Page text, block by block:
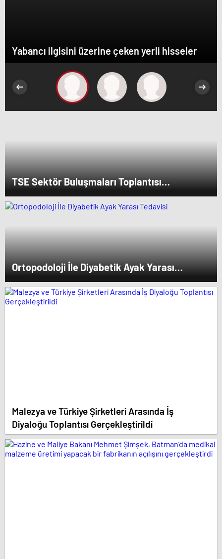
Yabancı ilgisini üzerine çeken yerli hisseler
TSE Sektör Buluşmaları Toplantısı
Erzurum’da Gerçekleştirildi
Ortopodoloji İle Diyabetik Ayak Yarası
Tedavisi
Malezya ve Türkiye Şirketleri Arasında İş
Diyaloğu Toplantısı Gerçekleştirildi